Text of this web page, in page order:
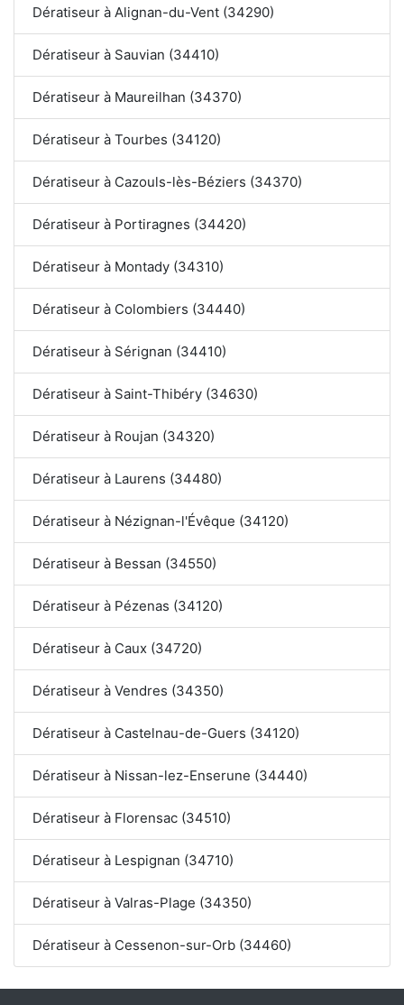
Dératiseur à Alignan-du-Vent (34290)
Dératiseur à Sauvian (34410)
Dératiseur à Maureilhan (34370)
Dératiseur à Tourbes (34120)
Dératiseur à Cazouls-lès-Béziers (34370)
Dératiseur à Portiragnes (34420)
Dératiseur à Montady (34310)
Dératiseur à Colombiers (34440)
Dératiseur à Sérignan (34410)
Dératiseur à Saint-Thibéry (34630)
Dératiseur à Roujan (34320)
Dératiseur à Laurens (34480)
Dératiseur à Nézignan-l'Évêque (34120)
Dératiseur à Bessan (34550)
Dératiseur à Pézenas (34120)
Dératiseur à Caux (34720)
Dératiseur à Vendres (34350)
Dératiseur à Castelnau-de-Guers (34120)
Dératiseur à Nissan-lez-Enserune (34440)
Dératiseur à Florensac (34510)
Dératiseur à Lespignan (34710)
Dératiseur à Valras-Plage (34350)
Dératiseur à Cessenon-sur-Orb (34460)